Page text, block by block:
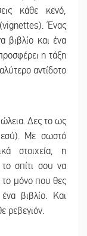
κάθε κενό,
(vignettes). Ένας
βιβλίο και ένα
η τάξη
αντίδοτο
Δες το ως
εσύ). Με σωστό
στοιχεία, η
σπίτι σου να
το μόνο που θες
βιβλίο. Και
ρεβεγιόν.